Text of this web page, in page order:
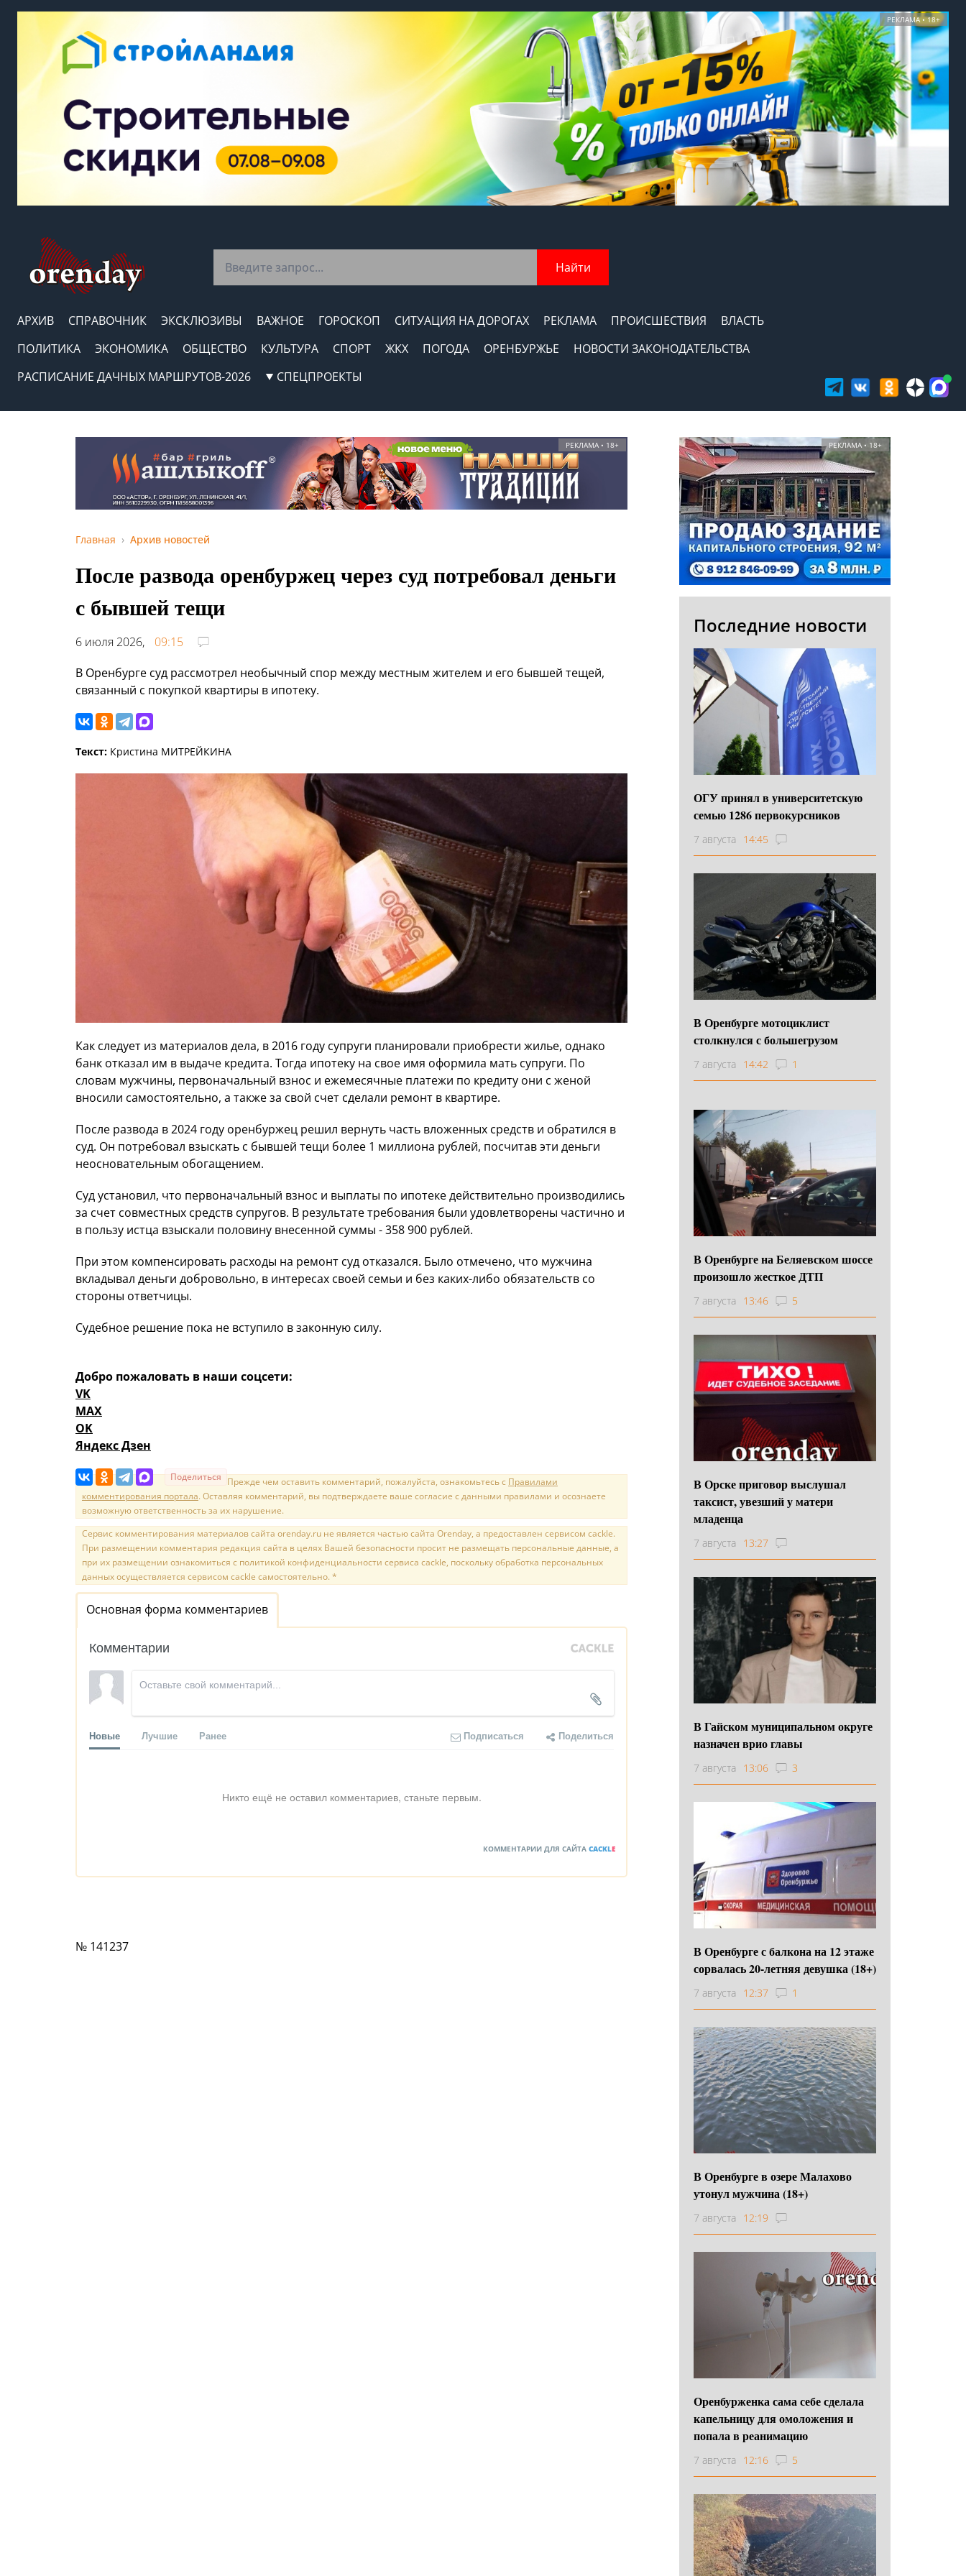
РЕКЛАМА • 18+
Найти
АРХИВ СПРАВОЧНИК ЭКСКЛЮЗИВЫ ВАЖНОЕ ГОРОСКОП СИТУАЦИЯ НА ДОРОГАХ РЕКЛАМА ПРОИСШЕСТВИЯ
ВЛАСТЬ
ПОЛИТИКА
ЭКОНОМИКА ОБЩЕСТВО КУЛЬТУРА СПОРТ ЖКХ ПОГОДА ОРЕНБУРЖЬЕ
НОВОСТИ ЗАКОНОДАТЕЛЬСТВА
РАСПИСАНИЕ ДАЧНЫХ МАРШРУТОВ-2026
СПЕЦПРОЕКТЫ
РЕКЛАМА • 18+
Главная Архив новостей
После развода оренбуржец через суд потребовал деньги
с бывшей тещи
6 июля 2026,
09:15
В Оренбурге суд рассмотрел необычный спор между местным жителем и его бывшей тещей,
связанный с покупкой квартиры в ипотеку.
Текст: Кристина МИТРЕЙКИНА
Как следует из материалов дела, в 2016 году супруги планировали приобрести жилье, однако
банк отказал им в выдаче кредита. Тогда ипотеку на свое имя оформила мать супруги. По
словам мужчины, первоначальный взнос и ежемесячные платежи по кредиту они с женой
вносили самостоятельно, а также за свой счет сделали ремонт в квартире.
После развода в 2024 году оренбуржец решил вернуть часть вложенных средств и обратился в
суд. Он потребовал взыскать с бывшей тещи более 1 миллиона рублей, посчитав эти деньги
неосновательным обогащением.
Суд установил, что первоначальный взнос и выплаты по ипотеке действительно производились
за счет совместных средств супругов. В результате требования были удовлетворены частично и
в пользу истца взыскали половину внесенной суммы - 358 900 рублей.
При этом компенсировать расходы на ремонт суд отказался. Было отмечено, что мужчина
вкладывал деньги добровольно, в интересах своей семьи и без каких-либо обязательств со
стороны ответчицы.
Судебное решение пока не вступило в законную силу.
Добро пожаловать в наши соцсети:
VK
MAX
OK
Яндекс Дзен
Поделиться Прежде чем оставить комментарий, пожалуйста, ознакомьтесь с Правилами
комментирования портала. Оставляя комментарий, вы подтверждаете ваше согласие с данными правилами и осознаете
возможную ответственность за их нарушение.
Сервис комментирования материалов сайта orenday.ru не является частью сайта Orenday, а предоставлен сервисом cackle.
При размещении комментария редакция сайта в целях Вашей безопасности просит не размещать персональные данные, а
при их размещении ознакомиться с политикой конфиденциальности сервиса cackle, поскольку обработка персональных
данных осуществляется сервисом cackle самостоятельно. *
Основная форма комментариев
Комментарии
Новые Лучшие Ранее Подписаться Поделиться
Никто ещё не оставил комментариев, станьте первым.
КОММЕНТАРИИ ДЛЯ САЙТА CACKLE
№ 141237
РЕКЛАМА • 18+
Последние новости
ОГУ принял в университетскую
семью 1286 первокурсников
7 августа 14:45
В Оренбурге мотоциклист
столкнулся с большегрузом
7 августа 14:42 1
В Оренбурге на Беляевском шоссе
произошло жесткое ДТП
7 августа 13:46 5
В Орске приговор выслушал
таксист, увезший у матери
младенца
7 августа 13:27
В Гайском муниципальном округе
назначен врио главы
7 августа 13:06 3
В Оренбурге с балкона на 12 этаже
сорвалась 20-летняя девушка (18+)
7 августа 12:37 1
В Оренбурге в озере Малахово
утонул мужчина (18+)
7 августа 12:19
Оренбурженка сама себе сделала
капельницу для омоложения и
попала в реанимацию
7 августа 12:16 5